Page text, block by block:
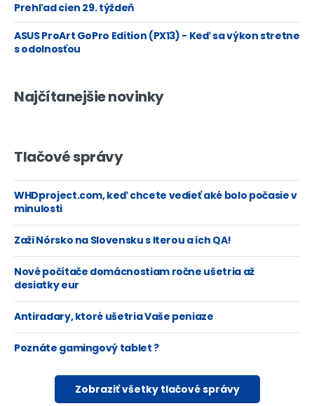
Prehľad cien 29. týždeň
ASUS ProArt GoPro Edition (PX13) - Keď sa výkon stretne
s odolnosťou
Najčítanejšie novinky
Tlačové správy
WHDproject.com, keď chcete vedieť aké bolo počasie v
minulosti
Zaži Nórsko na Slovensku s Iterou a ich QA!
Nové počítače domácnostiam ročne ušetria až
desiatky eur
Antiradary, ktoré ušetria Vaše peniaze
Poznáte gamingový tablet ?
Zobraziť všetky tlačové správy